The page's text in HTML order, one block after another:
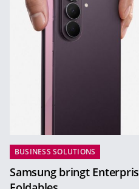
BUSINESS SOLUTIONS
Samsung bringt